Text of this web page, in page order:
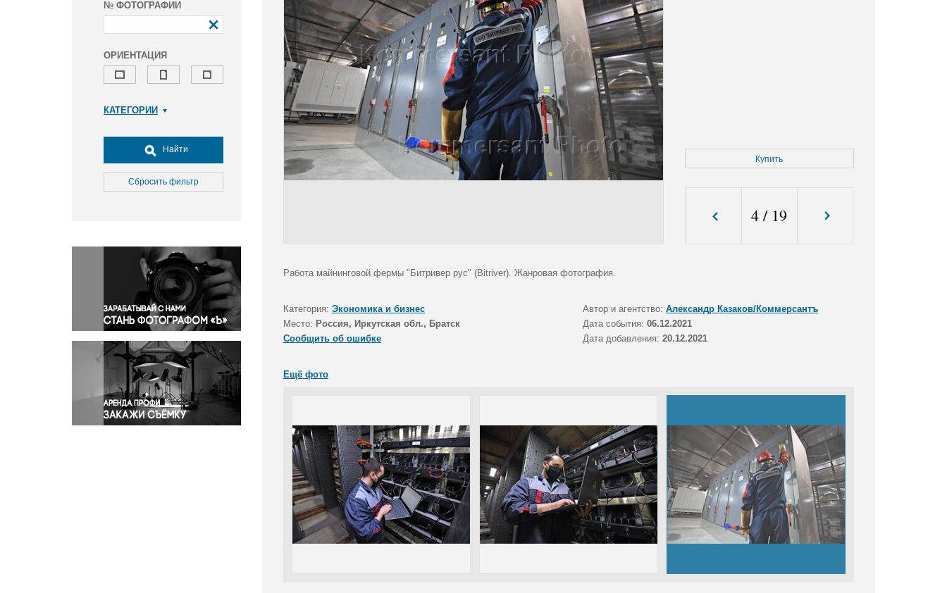
№ ФОТОГРАФИИ
ОРИЕНТАЦИЯ
КАТЕГОРИИ
Досуг, туризм и отдых
Культура
Медицина
Окружающая среда
Политика
Правосудие
Происшествия и конфликты
Религия
Светская жизнь
Спорт
Экология
Экономика и бизнес
Найти
Сбросить фильтр
Купить
4 / 19
Работа майнинговой фермы "Битривер рус" (Bitriver). Жанровая фотография.
Категория: Экономика и бизнес Автор и агентство: Александр Казаков/Коммерсантъ
Место: Россия, Иркутская обл., Братск Дата события: 06.12.2021
Сообщить об ошибке
Дата добавления: 20.12.2021
Ещё фото